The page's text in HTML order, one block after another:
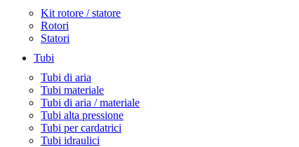
Kit rotore / statore
Rotori
Statori
Tubi
Tubi di aria
Tubi materiale
Tubi di aria / materiale
Tubi alta pressione
Tubi per cardatrici
Tubi idraulici